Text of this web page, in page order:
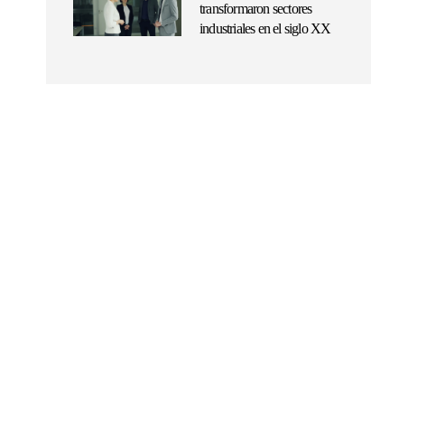
transformaron sectores
industriales en el siglo XX